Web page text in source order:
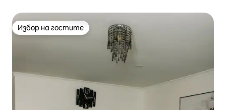
Избор на гостите
Избор на гостите